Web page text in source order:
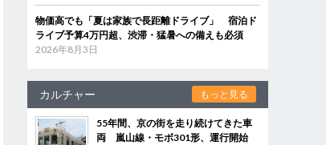
物価高でも「夏は家族で長距離ドライブ」 宿泊ド
ライブ予算4万円超、渋滞・猛暑への備えも必須
2026年8月3日
カルチャー もっと見る
55年間、京の街を走り続けてきた車
両 嵐山線・モボ301形、運行開始